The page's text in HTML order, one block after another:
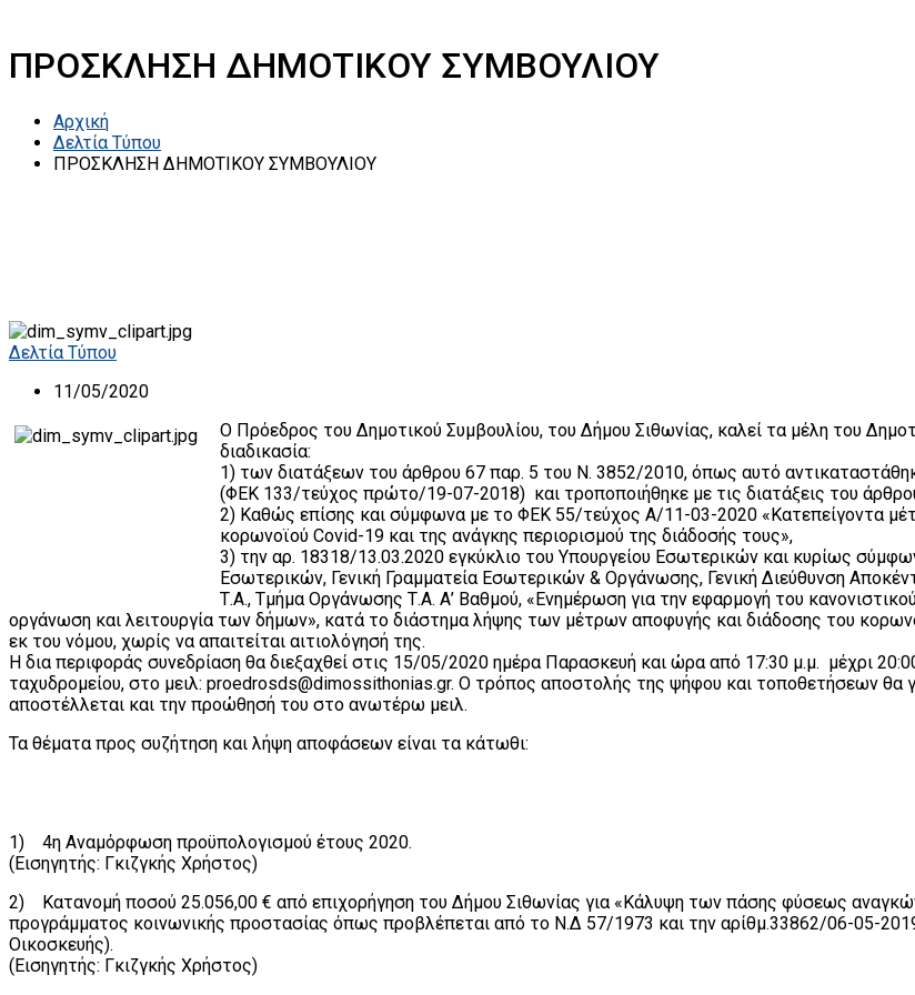
ΠΡΟΣΚΛΗΣΗ ΔΗΜΟΤΙΚΟΥ ΣΥΜΒΟΥΛΙΟΥ
Αρχική
Δελτία Τύπου
ΠΡΟΣΚΛΗΣΗ ΔΗΜΟΤΙΚΟΥ ΣΥΜΒΟΥΛΙΟΥ
Δελτία Τύπου
11/05/2020
Ο Πρόεδρος του Δημοτικού Συμβουλίου, του Δήμου Σιθωνίας, καλεί τα μέλη του
διαδικασία:
1) των διατάξεων του άρθρου 67 παρ. 5 του Ν. 3852/2010, όπως αυτό
(ΦΕΚ 133/τεύχος πρώτο/19-07-2018) και τροποποιήθηκε με τις διατάξεις του
2) Καθώς επίσης και σύμφωνα με το ΦΕΚ 55/τεύχος Α/11-03-2020 «Κατεπείγοντα
κορωνοϊού Covid-19 και της ανάγκης περιορισμού της διάδοσής τους»,
3) την αρ. 18318/13.03.2020 εγκύκλιο του Υπουργείου Εσωτερικών και κυρίως
Εσωτερικών, Γενική Γραμματεία Εσωτερικών & Οργάνωσης, Γενική Διεύθυνση
Τ.Α., Τμήμα Οργάνωσης Τ.Α. Α’ Βαθμού, «Ενημέρωση για την εφαρμογή του
οργάνωση και λειτουργία των δήμων», κατά το διάστημα λήψης των μέτρων αποφυγής και διάδοσης του
εκ του νόμου, χωρίς να απαιτείται αιτιολόγησή της.
Η δια περιφοράς συνεδρίαση θα διεξαχθεί στις 15/05/2020 ημέρα Παρασκευή και ώρα από 17:30 μ.μ. μέχρι
ταχυδρομείου, στο μειλ: proedrosds@dimossithonias.gr. Ο τρόπος αποστολής της ψήφου και τοποθετήσεων θα
αποστέλλεται και την προώθησή του στο ανωτέρω μειλ.
Τα θέματα προς συζήτηση και λήψη αποφάσεων είναι τα κάτωθι:
1) 4η Αναμόρφωση προϋπολογισμού έτους 2020.
(Εισηγητής: Γκιζγκής Χρήστος)
2) Κατανομή ποσού 25.056,00 € από επιχορήγηση του Δήμου Σιθωνίας για «Κάλυψη των πάσης φύσεως
προγράμματος κοινωνικής προστασίας όπως προβλέπεται από το Ν.Δ 57/1973 και την αρίθμ.33862/06-05-
Οικοσκευής).
(Εισηγητής: Γκιζγκής Χρήστος)